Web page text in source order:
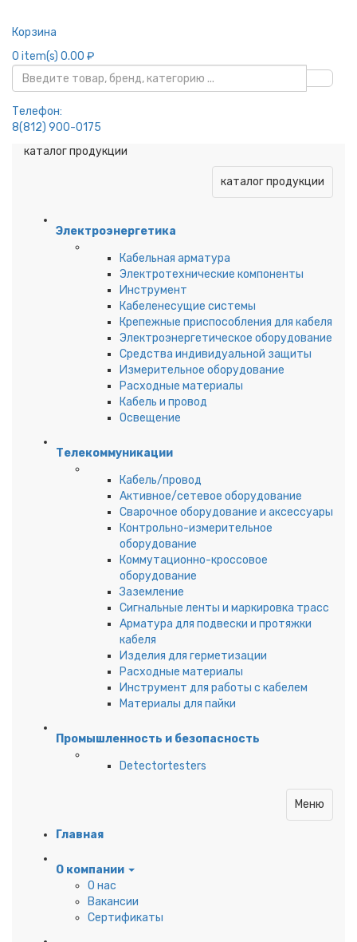
Корзина
0 item(s) 0.00 ₽
Телефон:
8(812) 900-0175
каталог продукции
каталог продукции
Электроэнергетика
Кабельная арматура
Электротехнические компоненты
Инструмент
Кабеленесущие системы
Крепежные приспособления для кабеля
Электроэнергетическое оборудование
Средства индивидуальной защиты
Измерительное оборудование
Расходные материалы
Кабель и провод
Освещение
Телекоммуникации
Кабель/провод
Активное/сетевое оборудование
Сварочное оборудование и аксессуары
Контрольно-измерительное
оборудование
Коммутационно-кроссовое
оборудование
Заземление
Сигнальные ленты и маркировка трасс
Арматура для подвески и протяжки
кабеля
Изделия для герметизации
Расходные материалы
Инструмент для работы с кабелем
Материалы для пайки
Промышленность и безопасность
Detectortesters
Меню
Главная
О компании
О нас
Вакансии
Сертификаты